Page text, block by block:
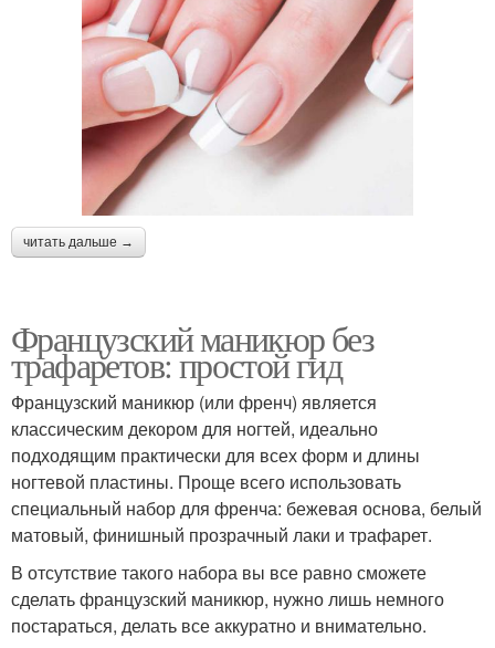
читать дальше →
Французский маникюр без
трафаретов: простой гид
Французский маникюр (или френч) является
классическим декором для ногтей, идеально
подходящим практически для всех форм и длины
ногтевой пластины. Проще всего использовать
специальный набор для френча: бежевая основа, белый
матовый, финишный прозрачный лаки и трафарет.
В отсутствие такого набора вы все равно сможете
сделать французский маникюр, нужно лишь немного
постараться, делать все аккуратно и внимательно.